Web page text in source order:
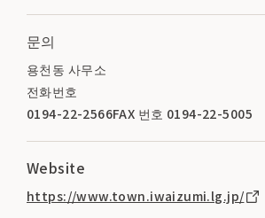
문의
용천동 사무소
전화번호
0194-22-2566FAX 번호 0194-22-5005
Website
https://www.town.iwaizumi.lg.jp/